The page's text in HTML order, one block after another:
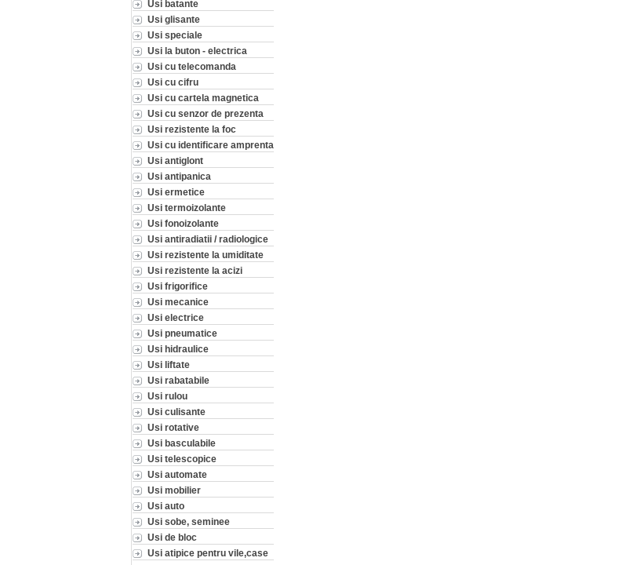
Usi batante
Usi glisante
Usi speciale
Usi la buton - electrica
Usi cu telecomanda
Usi cu cifru
Usi cu cartela magnetica
Usi cu senzor de prezenta
Usi rezistente la foc
Usi cu identificare amprenta
Usi antiglont
Usi antipanica
Usi ermetice
Usi termoizolante
Usi fonoizolante
Usi antiradiatii / radiologice
Usi rezistente la umiditate
Usi rezistente la acizi
Usi frigorifice
Usi mecanice
Usi electrice
Usi pneumatice
Usi hidraulice
Usi liftate
Usi rabatabile
Usi rulou
Usi culisante
Usi rotative
Usi basculabile
Usi telescopice
Usi automate
Usi mobilier
Usi auto
Usi sobe, seminee
Usi de bloc
Usi atipice pentru vile,case